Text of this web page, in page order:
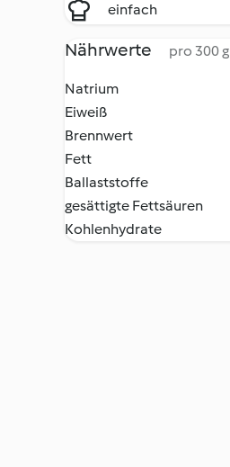
einfach
Nährwerte pro 300 g
Natrium
Eiweiß
Brennwert
Fett
Ballaststoffe
gesättigte Fettsäuren
Kohlenhydrate